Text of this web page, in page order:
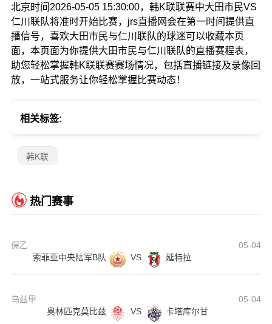
北京时间2026-05-05 15:30:00，韩K联联赛中大田市民VS
仁川联队将准时开始比赛，jrs直播网会在第一时间提供直
播信号，喜欢大田市民与仁川联队的球迷可以收藏本页
面，本页面为你提供大田市民与仁川联队的直播赛程表，
助您轻松掌握韩K联联赛赛场情况，包括直播链接及录像回
放，一站式服务让你轻松掌握比赛动态！
相关标签:
韩K联
热门赛事
保乙
05-04
索菲亚中央陆军B队
VS 延特拉
乌兹甲
05-04
奥林匹克莫比兹
VS 卡塔库尔甘